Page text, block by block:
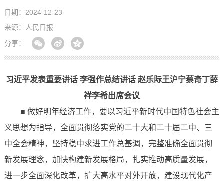
日期：2024-12-23
来源：人民日报
分享：
习近平发表重要讲话 李强作总结讲话 赵乐际王沪宁蔡奇丁薛
祥李希出席会议
■ 做好明年经济工作，要以习近平新时代中国特色社会主
义思想为指导，全面贯彻落实党的二十大和二十届二中、三
中全会精神，坚持稳中求进工作总基调，完整准确全面贯彻
新发展理念，加快构建新发展格局，扎实推动高质量发展，
进一步全面深化改革，扩大高水平对外开放，建设现代化产